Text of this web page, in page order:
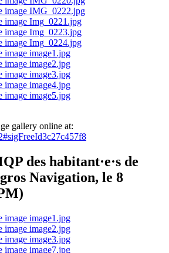
gallery online at:
des habitant·e·s de
Navigation, le 8